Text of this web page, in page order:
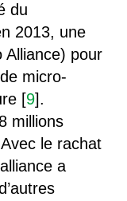
du
2013, une
Alliance) pour
micro-
[9].
millions
le rachat
a